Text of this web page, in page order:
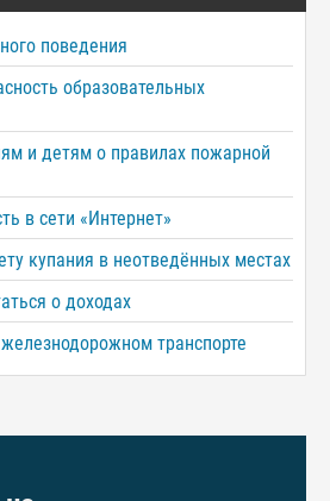
поведения
образовательных
и детям о правилах пожарной
в сети «Интернет»
купания в неотведённых местах
о доходах
транспорте